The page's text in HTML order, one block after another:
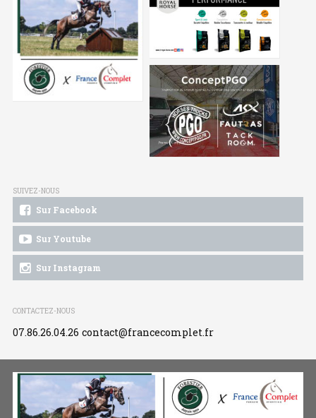
SUIVEZ-NOUS
Sur Facebook
Sur Youtube
Sur Instagram
CONTACTEZ-NOUS
07.86.26.04.26 contact@francecomplet.fr